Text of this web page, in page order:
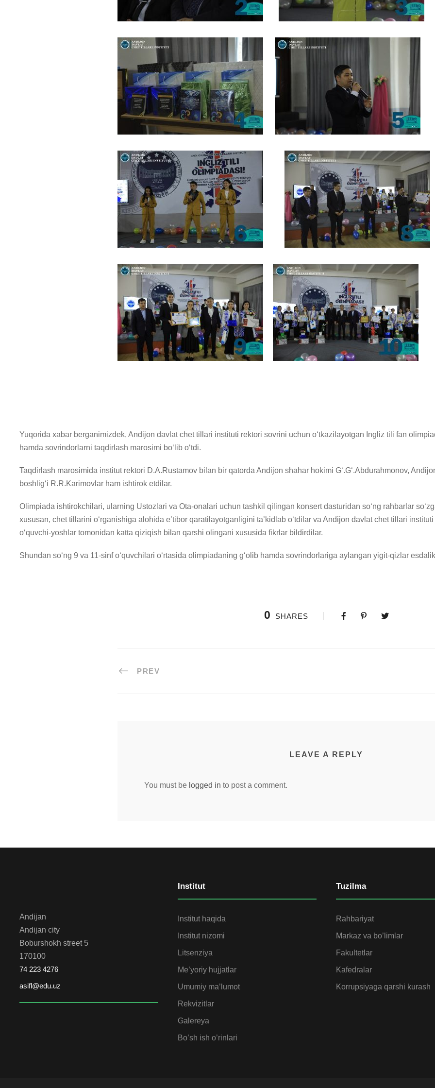
Yuqorida xabar berganimizdek, Andijon davlat chet tillari instituti rektori sovrini uchun oʻtkazilayotgan Ingliz tili fan
hamda sovrindorlarni taqdirlash marosimi boʻlib oʻtdi.
Taqdirlash marosimida institut rektori D.A.Rustamov bilan bir qatorda Andijon shahar hokimi Gʻ.Gʻ.Abdurahmonov,
boshligʻi R.R.Karimovlar ham ishtirok etdilar.
Olimpiada ishtirokchilari, ularning Ustozlari va Ota-onalari uchun tashkil qilingan konsert dasturidan soʻng rahbarlar
xususan, chet tillarini oʻrganishiga alohida e’tibor qaratilayotganligini ta’kidlab oʻtdilar va Andijon davlat chet tillari
oʻquvchi-yoshlar tomonidan katta qiziqish bilan qarshi olingani xususida fikrlar bildirdilar.
Shundan soʻng 9 va 11-sinf oʻquvchilari oʻrtasida olimpiadaning gʻolib hamda sovrindorlariga aylangan yigit-qizlar
0 SHARES
PREV
LEAVE A REPLY
You must be logged in to post a comment.
Andijan
Andijan city
Boburshokh street 5
170100
74 223 4276
asifl@edu.uz
Institut
Institut haqida
Institut nizomi
Litsenziya
Me’yoriy hujjatlar
Umumiy ma’lumot
Rekvizitlar
Galereya
Bo’sh ish o’rinlari
Tuzilma
Rahbariyat
Markaz va bo’limlar
Fakultetlar
Kafedralar
Korrupsiyaga qarshi kurash